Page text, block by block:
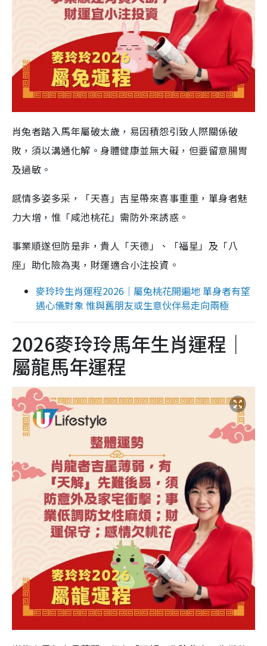
肖兔者踏入馬年屬破太歲，易因積怨引致人際關係破
敗，須以溝通化解。身體健康並無大礙，但要留意腸胃
及過敏。
感情多姿多采，「天喜」吉星帶來喜事重重，單身者魅
力大增，惟「咸池桃花」需防外來誘惑。
事業順遂但防是非，貴人「天德」、「福星」及「八
座」助化險為夷，財運適合小注投資。
麥玲玲生肖運程2026｜屬兔桃花開遍地 單身者有望
遇心儀對象 惟與舊朋友或生意伙伴易走向兩極
2026麥玲玲馬年生肖運程｜
屬龍馬年運程